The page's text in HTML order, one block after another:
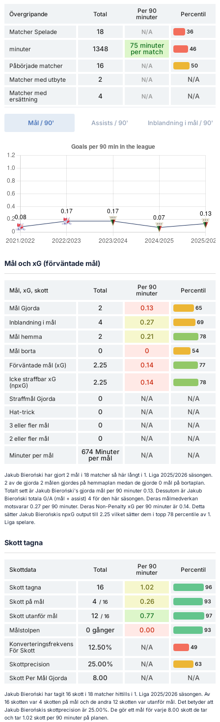
Övergripande Total
Per 90
minuter
Percentil
Matcher Spelade 18 N/A 36
minuter 1348
75 minuter
per match
46
Påbörjade matcher 16 N/A 50
Matcher med utbyte 2 N/A N/A
Matcher med
ersättning
4 N/A N/A
Mål / 90' Assists / 90' Inblandning i mål / 90'
Mål och xG (förväntade mål)
Mål, xG, skott Total
Per 90
minuter
Percentil
Mål Gjorda 2 0.13 65
Inblandning i mål 4 0.27 69
Mål hemma 2 0.21 78
Mål borta 0 0 54
Förväntade mål (xG) 2.25 0.14 77
Icke straffbar xG
(npxG)
2.25 0.14 78
Straffmål Gjorda 0 N/A N/A
Hat-trick 0 N/A N/A
3 eller fler mål 0 N/A N/A
2 eller fler mål 0 N/A N/A
Minuter per mål
674 Minuter
per mål
N/A N/A
Jakub Bieroński har gjort 2 mål i 18 matcher så här långt i 1. Liga 2025/2026 säsongen.
2 av de gjorda 2 målen gjordes på hemmaplan medan de gjorde 0 mål på bortaplan.
Totalt sett är Jakub Bieroński's gjorda mål per 90 minuter 0.13. Dessutom är Jakub
Bieroński totala G/A (mål + assist) 4 för den här säsongen. Deras målmedverkan
motsvarar 0.27 per 90 minuter. Deras Non-Penalty xG per 90 minuter är 0.14. Detta
sätter Jakub Bierońskis npxG output till 2.25 vilket sätter dem i topp 78 percentile av 1.
Liga spelare.
Skott tagna
Skottdata Total
Per 90
minuter
Percentil
Skott tagna 16 1.02 96
Skott på mål 4 / 16 0.26 93
Skott utanför mål 12 / 16 0.77 97
Målstolpen 0 gånger 0.00 93
Konverteringsfrekvens
För Skott
12.50% N/A 49
Skottprecision 25.00% N/A 63
Skott Per Mål Gjorda 8.00 N/A N/A
Jakub Bieroński har tagit 16 skott i 18 matcher hittills i 1. Liga 2025/2026 säsongen. Av
16 skotten var 4 skotten på mål och de andra 12 skotten var utanför mål. Det betyder att
Jakub Bierońskis skottprecision är 25.00%. De gör ett mål för varje 8.00 skott de tar
och tar 1.02 skott per 90 minuter på planen.